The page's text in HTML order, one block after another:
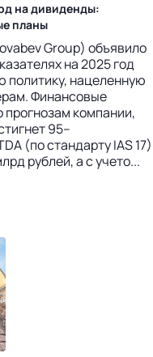
на дивиденды:
планы
Group) объявило
на 2025 год
политику, нацеленную
Финансовые
прогнозам компании,
95–
(по стандарту IAS 17)
рублей, а с учето...